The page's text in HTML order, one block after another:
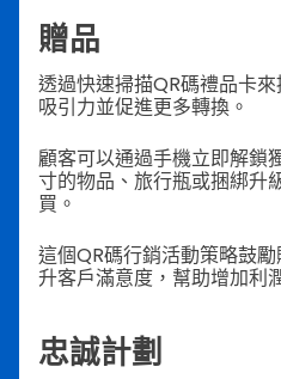
贈品
透過快速掃描QR碼禮品卡
吸引力並促進更多轉換。
顧客可以通過手機立即解鎖
寸的物品、旅行瓶或捆綁升
買。
這個QR碼行銷活動策略鼓
升客戶滿意度，幫助增加利
忠誠計劃